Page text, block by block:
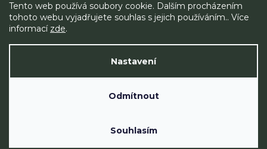
Tento web používá soubory cookie. Dalším procházením
tohoto webu vyjadřujete souhlas s jejich používáním.. Více
informací zde.
Nastavení
Odmítnout
Souhlasím
Vytvořil Shoptet
PRQNO. Všechna práva vyhrazena.